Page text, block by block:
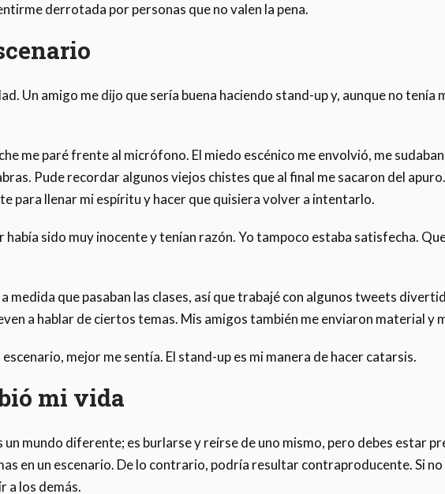
derrotada por personas que no valen la pena.
Un amigo me dijo que sería buena haciendo stand-up y, aunque no tenía
me paré frente al micrófono. El miedo escénico me envolvió, me
Pude recordar algunos viejos chistes que al final me sacaron del
para llenar mi espíritu y hacer que quisiera volver a intentarlo.
había sido muy inocente y tenían razón. Yo tampoco estaba satisfecha.
medida que pasaban las clases, así que trabajé con algunos tweets
a hablar de ciertos temas. Mis amigos también me enviaron material y
mejor me sentía. El stand-up es mi manera de hacer catarsis.
mi vida
un mundo diferente; es burlarse y reírse de uno mismo, pero debes estar
en un escenario. De lo contrario, podría resultar contraproducente. Si
a los demás.